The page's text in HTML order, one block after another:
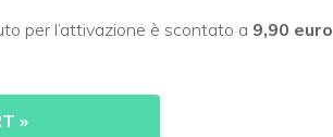
per l’attivazione è scontato a 9,90 euro
»